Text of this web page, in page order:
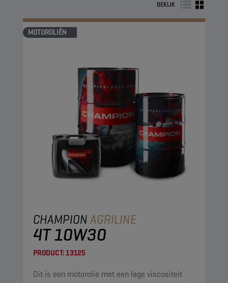
BEKIJK
MOTOROLIËN
CHAMPIONAGRILINE
4T 10W30
PRODUCT:13125
Dit is een motorolie met een lage viscositeit